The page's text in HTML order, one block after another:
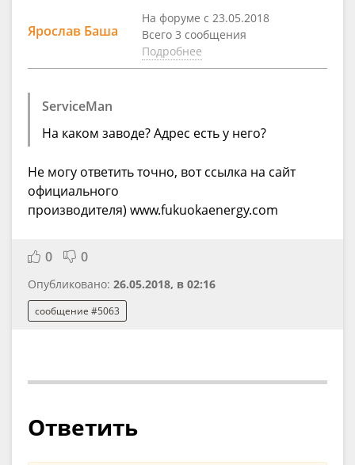
Ярослав Баша
На форуме с 23.05.2018
Всего 3 сообщения
Подробнее
ServiceMan
На каком заводе? Адрес есть у него?
Не могу ответить точно, вот ссылка на сайт
официального
производителя) www.fukuokaenergy.com
0 0
Опубликовано: 26.05.2018, в 02:16
сообщение #5063
Ответить